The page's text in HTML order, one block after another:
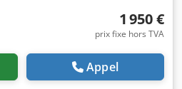
1 950 €
prix fixe hors TVA
Appel